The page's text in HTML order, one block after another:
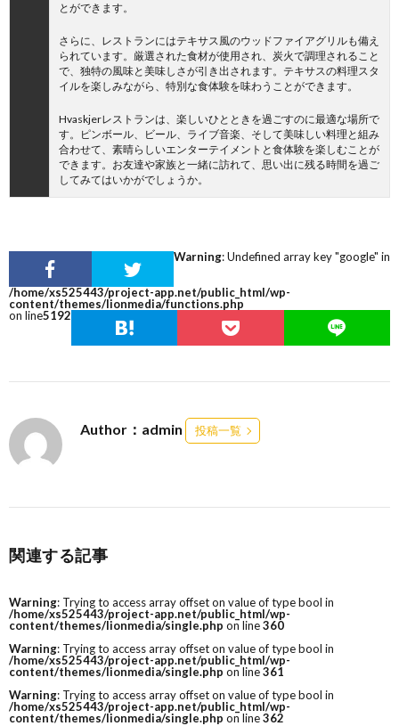
とができます。
さらに、レストランにはテキサス風のウッドファイアグリルも備え
られています。厳選された食材が使用され、炭火で調理されること
で、独特の風味と美味しさが引き出されます。テキサスの料理スタ
イルを楽しみながら、特別な食体験を味わうことができます。
Hvaskjerレストランは、楽しいひとときを過ごすのに最適な場所で
す。ピンボール、ビール、ライブ音楽、そして美味しい料理と組み
合わせて、素晴らしいエンターテイメントと食体験を楽しむことが
できます。お友達や家族と一緒に訪れて、思い出に残る時間を過ご
してみてはいかがでしょうか。
Warning: Undefined array key "google" in
/home/xs525443/project-app.net/public_html/wp-
content/themes/lionmedia/functions.php
on line5192
Author：admin 投稿一覧
関連する記事
Warning: Trying to access array offset on value of type bool in
/home/xs525443/project-app.net/public_html/wp-
content/themes/lionmedia/single.php on line360
Warning: Trying to access array offset on value of type bool in
/home/xs525443/project-app.net/public_html/wp-
content/themes/lionmedia/single.php on line361
Warning: Trying to access array offset on value of type bool in
/home/xs525443/project-app.net/public_html/wp-
content/themes/lionmedia/single.php on line362